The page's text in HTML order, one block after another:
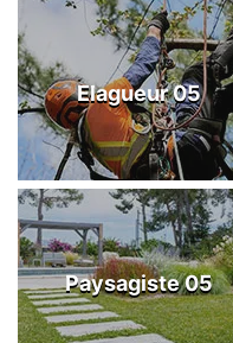
Elagueur 05
Paysagiste 05